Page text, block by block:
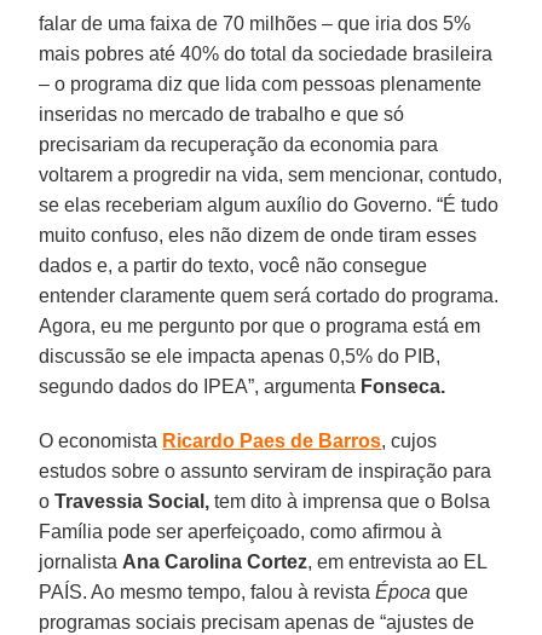
falar de uma faixa de 70 milhões – que iria dos 5%
mais pobres até 40% do total da sociedade brasileira
– o programa diz que lida com pessoas plenamente
inseridas no mercado de trabalho e que só
precisariam da recuperação da economia para
voltarem a progredir na vida, sem mencionar, contudo,
se elas receberiam algum auxílio do Governo. “É tudo
muito confuso, eles não dizem de onde tiram esses
dados e, a partir do texto, você não consegue
entender claramente quem será cortado do programa.
Agora, eu me pergunto por que o programa está em
discussão se ele impacta apenas 0,5% do PIB,
segundo dados do IPEA”, argumenta Fonseca.
O economista Ricardo Paes de Barros, cujos
estudos sobre o assunto serviram de inspiração para
oTravessia Social, tem dito à imprensa que o Bolsa
Família pode ser aperfeiçoado, como afirmou à
jornalista Ana Carolina Cortez, em entrevista ao EL
PAÍS. Ao mesmo tempo, falou à revistaÉpoca que
programas sociais precisam apenas de “ajustes de